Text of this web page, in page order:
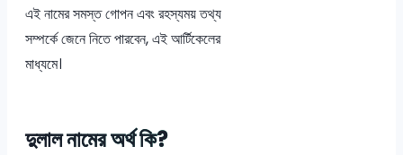
এই নামের সমস্ত গোপন এবং রহস্যময় তথ্য
সম্পর্কে জেনে নিতে পারবেন, এই আর্টিকেলের
মাধ্যমে।
দুলাল নামের অর্থ কি?